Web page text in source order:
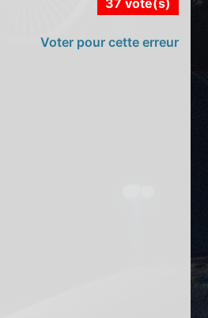
Voter pour cette erreur